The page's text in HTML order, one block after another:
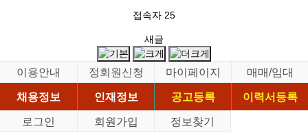
접속자 25
새글
이용안내 정회원신청 마이페이지
매매/임대
채용정보
인재정보 공고등록
이력서등록
로그인
회원가입 정보찾기